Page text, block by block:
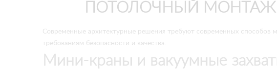
ПОТОЛОЧНЫЙ
Современные архитектурные решения требуют современных
требованиям безопасности и качества.
Мини-краны и вакуумные